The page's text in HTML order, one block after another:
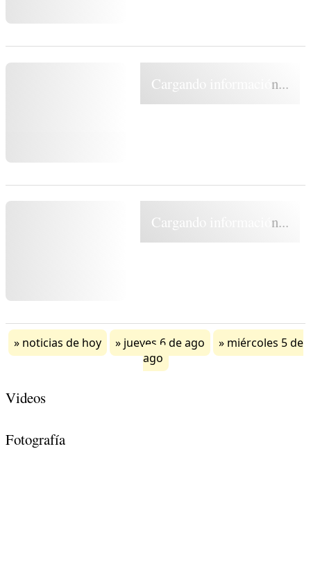
Cargando información...
Cargando información...
noticias de hoy jueves 6 de ago
miércoles 5 de
ago
Videos
Fotografía